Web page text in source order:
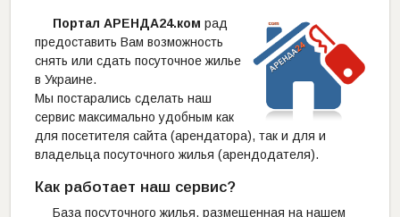
Портал АРЕНДА24.ком рад
предоставить Вам возможность
снять или сдать посуточное жилье
в Украине.
Мы постарались сделать наш
сервис максимально удобным как
для посетителя сайта (арендатора), так и для и
владельца посуточного жилья (арендодателя).
Как работает наш сервис?
База посуточного жилья, размещенная на нашем